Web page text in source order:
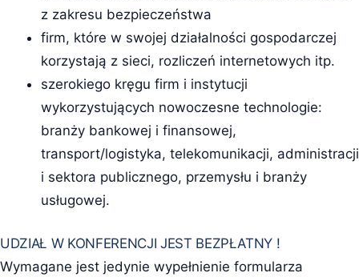
z zakresu bezpieczeństwa
firm, które w swojej działalności gospodarczej
korzystają z sieci, rozliczeń internetowych itp.
szerokiego kręgu firm i instytucji
wykorzystujących nowoczesne technologie:
branży bankowej i finansowej,
transport/logistyka, telekomunikacji, administracji
i sektora publicznego, przemysłu i branży
usługowej.
UDZIAŁ W KONFERENCJI JEST BEZPŁATNY !
Wymagane jest jedynie wypełnienie formularza